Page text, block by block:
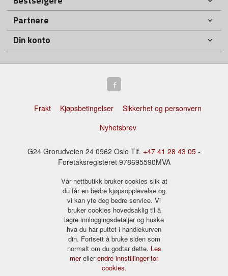
Partnere
Din konto
Frakt Kjøpsbetingelser
Sikkerhet og personvern
Nyhetsbrev
G24 Grorudveien 24 0962 Oslo Tlf. +47 41 28 43 05 -
Foretaksregisteret 978695590MVA
Vår nettbutikk bruker cookies slik at
du får en bedre kjøpsopplevelse og
vi kan yte deg bedre service. Vi
bruker cookies hovedsaklig til å
lagre innloggingsdetaljer og huske
hva du har puttet i handlekurven
din. Fortsett å bruke siden som
normalt om du godtar dette. Les
merellerendre innstillinger for
cookies.